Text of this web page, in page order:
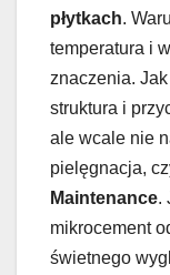
płytkach.
temperatura i
znaczenia.
struktura i
ale wcale nie
pielęgnacja,
Maintenance.
mikrocement
świetnego